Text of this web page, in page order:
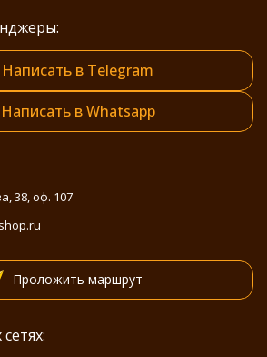
Написать в Telegram
Написать в Whatsapp
38, оф. 107
Проложить маршрут